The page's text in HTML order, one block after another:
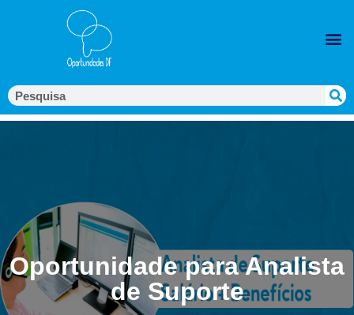
Oportunidade para Analista
de Suporte